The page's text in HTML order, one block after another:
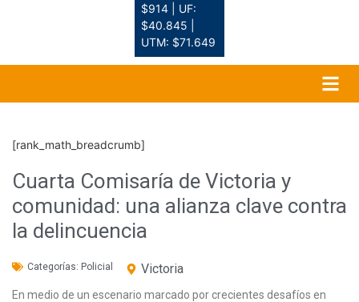
$914 | UF:
$40.845 |
UTM: $71.649
[rank_math_breadcrumb]
Cuarta Comisaría de Victoria y
comunidad: una alianza clave contra
la delincuencia
Categorías: Policial Victoria
En medio de un escenario marcado por crecientes desafíos en